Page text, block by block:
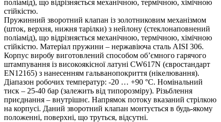
поліамід), що відрізняється механічною, термічною, хімічною
стійкістю.
Пружинний зворотний клапан із золотниковим механізмом
(шток, верхня, нижня тарілки) з нейлону (стеклонаповнений
поліамід), що відрізняється механічною, термічною, хімічною
стійкістю. Матеріал пружини – нержавіюча сталь AISI 306.
Корпус виробу виготовлений способом об’ємного гарячого
штампування із високоякісної латуні CW617N (євростандарт
EN12165) з нанесенням гальванопокриття (нікелювання).
Діапазон робочих температур: -20 … +90 °С. Номінальний
тиск – 25-40 бар (залежить від типорозміру). Різьблення
приєднання – внутрішнє. Напрямок потоку вказаний стрілкою
на корпусі. Даний зворотний клапан монтується в будь-якому
положенні, поверхні, що труться, відсутні.